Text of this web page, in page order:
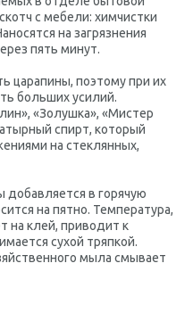
с мебели: химчистки
на загрязнения
пять минут.
царапины, поэтому при их
больших усилий.
«Золушка», «Мистер
спирт, который
на стеклянных,
добавляется в горячую
на пятно. Температура,
на клей, приводит к
сухой тряпкой.
мыла смывает